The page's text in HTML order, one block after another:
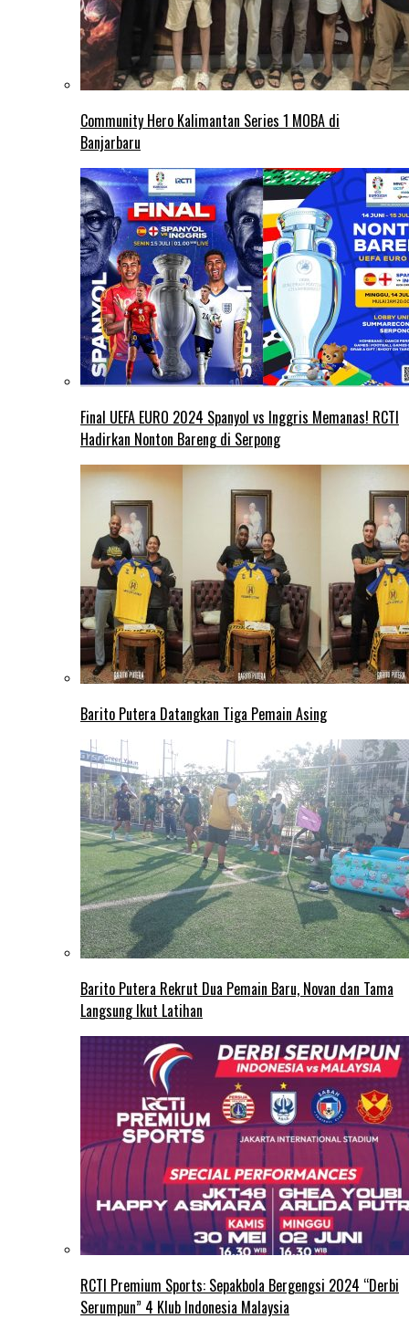
Community Hero Kalimantan Series 1 MOBA di
Banjarbaru
Final UEFA EURO 2024 Spanyol vs Inggris Memanas! RCTI
Hadirkan Nonton Bareng di Serpong
Barito Putera Datangkan Tiga Pemain Asing
Barito Putera Rekrut Dua Pemain Baru, Novan dan Tama
Langsung Ikut Latihan
RCTI Premium Sports: Sepakbola Bergengsi 2024 “Derbi
Serumpun” 4 Klub Indonesia Malaysia